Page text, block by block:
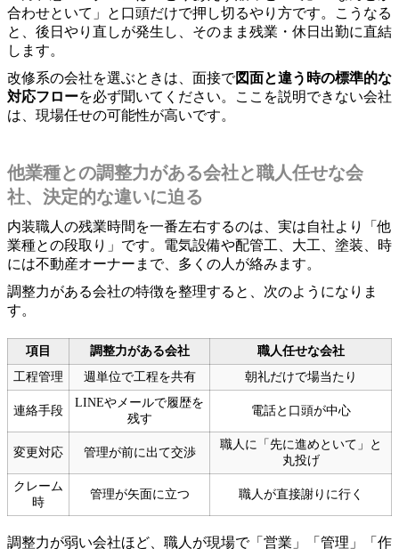
合わせといて」と口頭だけで押し切るやり方です。こうなる
と、後日やり直しが発生し、そのまま残業・休日出勤に直結
します。
改修系の会社を選ぶときは、面接で図面と違う時の標準的な
対応フローを必ず聞いてください。ここを説明できない会社
は、現場任せの可能性が高いです。
他業種との調整力がある会社と職人任せな会
社、決定的な違いに迫る
内装職人の残業時間を一番左右するのは、実は自社より「他
業種との段取り」です。電気設備や配管工、大工、塗装、時
には不動産オーナーまで、多くの人が絡みます。
調整力がある会社の特徴を整理すると、次のようになりま
す。
項目 調整力がある会社
職人任せな会社
工程管理
週単位で工程を共有 朝礼だけで場当たり
連絡手段
LINEやメールで履歴を
残す
電話と口頭が中心
変更対応 管理が前に出て交渉
職人に「先に進めといて」と
丸投げ
クレーム
時
管理が矢面に立つ 職人が直接謝りに行く
調整力が弱い会社ほど、職人が現場で「営業」「管理」「作